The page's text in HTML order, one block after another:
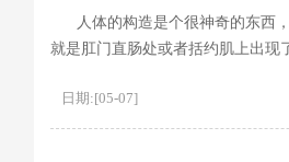
人体的构造是个很神奇的东西
就是肛门直肠处或者括约肌上出现
日期:[05-07]